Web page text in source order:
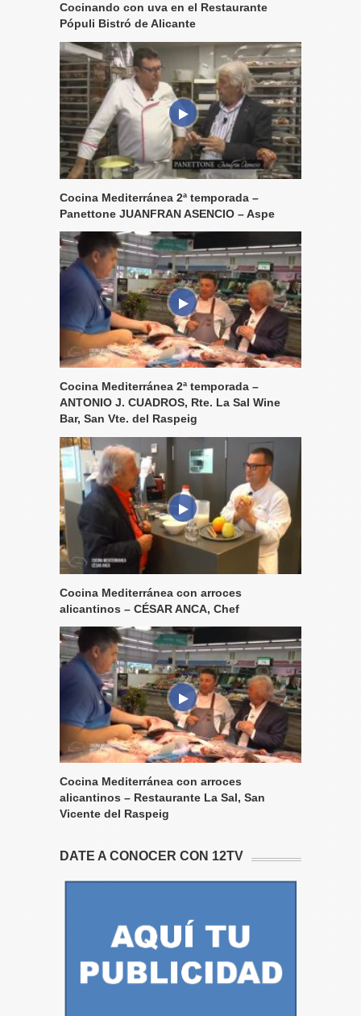
Cocinando con uva en el Restaurante
Pópuli Bistró de Alicante
Cocina Mediterránea 2ª temporada –
Panettone JUANFRAN ASENCIO – Aspe
Cocina Mediterránea 2ª temporada –
ANTONIO J. CUADROS, Rte. La Sal Wine
Bar, San Vte. del Raspeig
Cocina Mediterránea con arroces
alicantinos – CÉSAR ANCA, Chef
Cocina Mediterránea con arroces
alicantinos – Restaurante La Sal, San
Vicente del Raspeig
DATE A CONOCER CON 12TV